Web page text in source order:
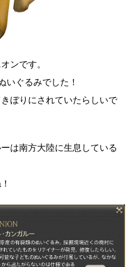
ンです。
ぐるみでした！
ぼりにされていたらしいで
は南方大陸に生息している